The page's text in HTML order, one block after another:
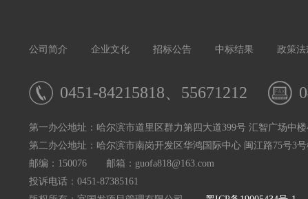
公司简介 企业文化 招标公告 中标结果 政策法
0451-84215818、55671212
第一办公地址：哈尔滨市道里区群力第四大道399号 汇智广场中楼
第二办公地址：哈尔滨市南岗开发区华鸿国际中心 闽江路75号3
邮编：150076 邮箱：guofa818@163.com
投诉电话：0451-87385161